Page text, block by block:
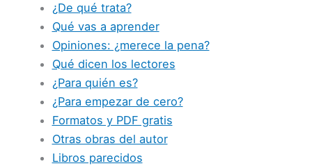
¿De qué trata?
Qué vas a aprender
Opiniones: ¿merece la pena?
Qué dicen los lectores
¿Para quién es?
¿Para empezar de cero?
Formatos y PDF gratis
Otras obras del autor
Libros parecidos